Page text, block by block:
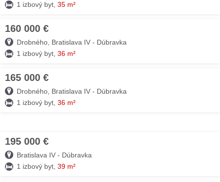
1 izbový byt, 35 m²
160 000 €
Drobného, Bratislava IV - Dúbravka
1 izbový byt, 36 m²
165 000 €
Drobného, Bratislava IV - Dúbravka
1 izbový byt, 36 m²
195 000 €
Bratislava IV - Dúbravka
1 izbový byt, 39 m²